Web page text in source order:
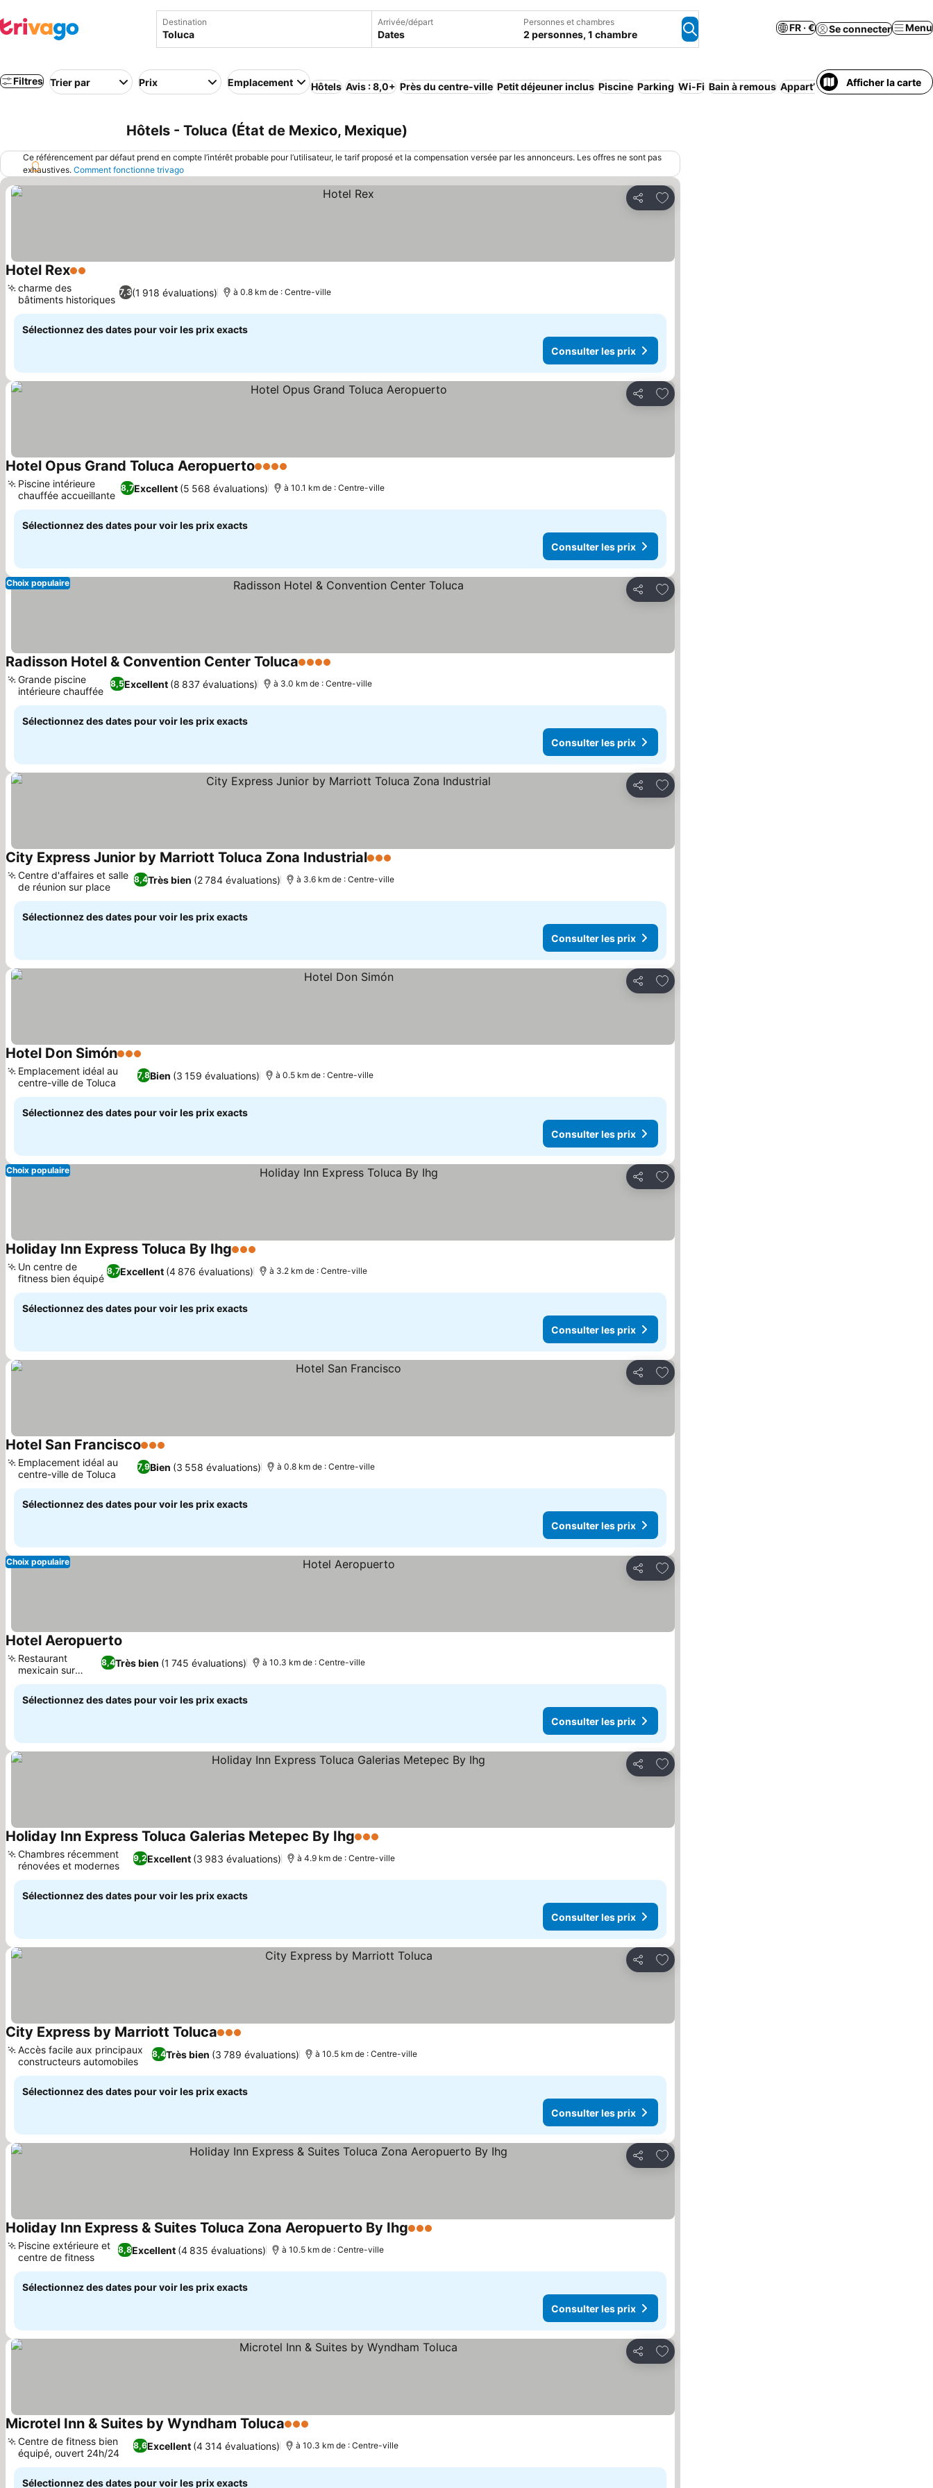
Destination Arrivée/départ
Dates
Personnes et chambres
2 personnes, 1 chambre
FR · € Se connecter Menu
Filtres Trier par Prix Emplacement Hôtels Avis : 8,0+ Près du centre-ville Petit déjeuner inclus Piscine Parking Wi-Fi Bain à remous Appart’hôtel Économique
Afficher la carte
Hôtels - Toluca (État de Mexico, Mexique)
Ce référencement par défaut prend en compte l’intérêt probable pour l’utilisateur, le tarif proposé et la compensation versée par les annonceurs. Les offres ne sont pas
exhaustives. Comment fonctionne trivago
Partager
Ajouter à mes favoris
Hotel Rex2 Étoiles
7,3(1 918 évaluations)
charme des
bâtiments historiques
à 0.8 km de : Centre-ville
Sélectionnez des dates pour voir les prix exacts
Consulter les prix
Partager
Ajouter à mes favoris
Hotel Opus Grand Toluca Aeropuerto4 Étoiles
8,7Excellent (5 568 évaluations)
Piscine intérieure
chauffée accueillante
à 10.1 km de : Centre-ville
Sélectionnez des dates pour voir les prix exacts
Consulter les prix
Partager
Ajouter à mes favoris
Choix populaire
Radisson Hotel & Convention Center Toluca4 Étoiles
8,5Excellent (8 837 évaluations)
Grande piscine
intérieure chauffée
à 3.0 km de : Centre-ville
Sélectionnez des dates pour voir les prix exacts
Consulter les prix
Partager
Ajouter à mes favoris
City Express Junior by Marriott Toluca Zona Industrial3 Étoiles
8,4Très bien (2 784 évaluations)
Centre d'affaires et salle
de réunion sur place
à 3.6 km de : Centre-ville
Sélectionnez des dates pour voir les prix exacts
Consulter les prix
Partager
Ajouter à mes favoris
Hotel Don Simón3 Étoiles
7,8Bien (3 159 évaluations)
Emplacement idéal au
centre-ville de Toluca
à 0.5 km de : Centre-ville
Sélectionnez des dates pour voir les prix exacts
Consulter les prix
Partager
Ajouter à mes favoris
Choix populaire
Holiday Inn Express Toluca By Ihg3 Étoiles
8,7Excellent (4 876 évaluations)
Un centre de
fitness bien équipé
à 3.2 km de : Centre-ville
Sélectionnez des dates pour voir les prix exacts
Consulter les prix
Partager
Ajouter à mes favoris
Hotel San Francisco3 Étoiles
7,9Bien (3 558 évaluations)
Emplacement idéal au
centre-ville de Toluca
à 0.8 km de : Centre-ville
Sélectionnez des dates pour voir les prix exacts
Consulter les prix
Partager
Ajouter à mes favoris
Choix populaire
Hotel Aeropuerto
8,4Très bien (1 745 évaluations)
Restaurant
mexicain sur
place
à 10.3 km de : Centre-ville
Sélectionnez des dates pour voir les prix exacts
Consulter les prix
Partager
Ajouter à mes favoris
Holiday Inn Express Toluca Galerias Metepec By Ihg3 Étoiles
9,2Excellent (3 983 évaluations)
Chambres récemment
rénovées et modernes
à 4.9 km de : Centre-ville
Sélectionnez des dates pour voir les prix exacts
Consulter les prix
Partager
Ajouter à mes favoris
City Express by Marriott Toluca3 Étoiles
8,4Très bien (3 789 évaluations)
Accès facile aux principaux
constructeurs automobiles
à 10.5 km de : Centre-ville
Sélectionnez des dates pour voir les prix exacts
Consulter les prix
Partager
Ajouter à mes favoris
Holiday Inn Express & Suites Toluca Zona Aeropuerto By Ihg3 Étoiles
8,8Excellent (4 835 évaluations)
Piscine extérieure et
centre de fitness
à 10.5 km de : Centre-ville
Sélectionnez des dates pour voir les prix exacts
Consulter les prix
Partager
Ajouter à mes favoris
Microtel Inn & Suites by Wyndham Toluca3 Étoiles
8,6Excellent (4 314 évaluations)
Centre de fitness bien
équipé, ouvert 24h/24
à 10.3 km de : Centre-ville
Sélectionnez des dates pour voir les prix exacts